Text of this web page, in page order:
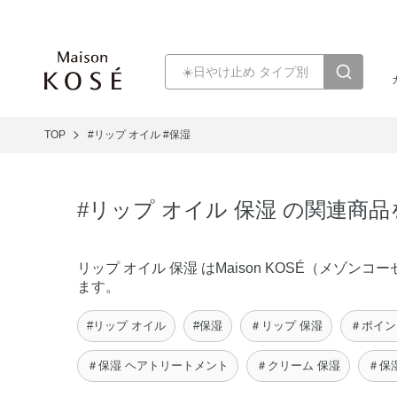
TOP #リップ オイル #保湿
#リップ オイル 保湿 の関連商品
リップ オイル 保湿 はMaison KOSÉ（メゾンコ
ます。
#リップ オイル #保湿 ＃リップ 保湿 ＃ポイ
＃保湿 ヘアトリートメント ＃クリーム 保湿 ＃保